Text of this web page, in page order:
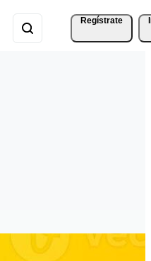
Regístrate